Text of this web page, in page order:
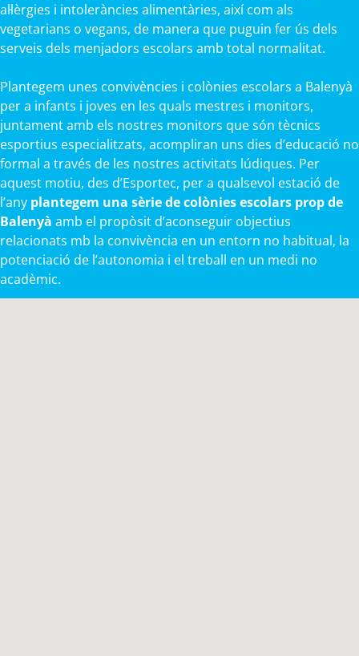
al·lèrgies i intoleràncies alimentàries, així com als
vegetarians o vegans, de manera que puguin fer ús dels
serveis dels menjadors escolars amb total normalitat.
Plantegem unes convivències i colònies escolars a Balenyà
per a infants i joves en les quals mestres i monitors,
juntament amb els nostres monitors que són tècnics
esportius especialitzats, acompliran uns dies d’educació no
formal a través de les nostres activitats lúdiques. Per
aquest motiu, des d’Esportec, per a qualsevol estació de
l’any plantegem una sèrie de colònies escolars prop de
Balenyà amb el propòsit d’aconseguir objectius
relacionats mb la convivència en un entorn no habitual, la
potenciació de l’autonomia i el treball en un medi no
acadèmic.